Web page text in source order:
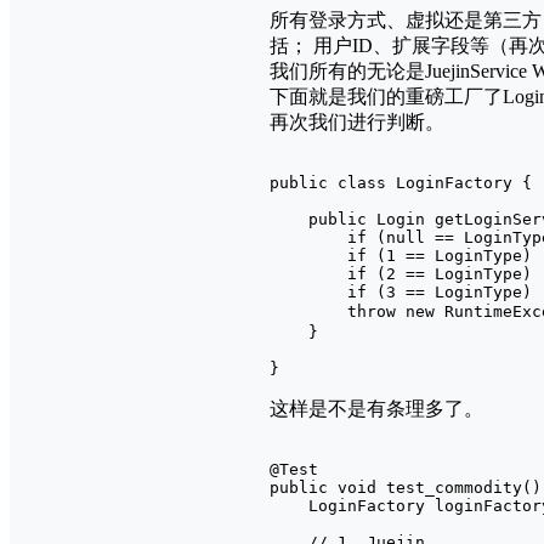
所有登录方式、虚拟还是第三
括； ⽤户ID、扩展字段等（再
我们所有的无论是JuejinService
下面就是我们的重磅工厂了
再次我们进行判断。
public class LoginFactory {
public Login
if (null ==
if (1 == LoginType)
if (2 == LoginType)
if (3 == LoginType)
throw new
    }
}
这样是不是有条理多了。
@Test
public void
LoginFactory